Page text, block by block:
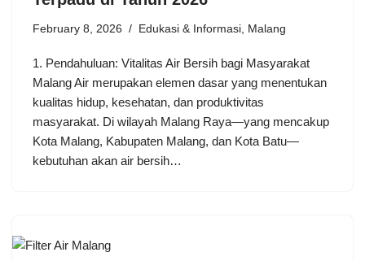
February 8, 2026 Edukasi & Informasi, Malang
1. Pendahuluan: Vitalitas Air Bersih bagi Masyarakat
Malang Air merupakan elemen dasar yang menentukan
kualitas hidup, kesehatan, dan produktivitas
masyarakat. Di wilayah Malang Raya—yang mencakup
Kota Malang, Kabupaten Malang, dan Kota Batu—
kebutuhan akan air bersih…